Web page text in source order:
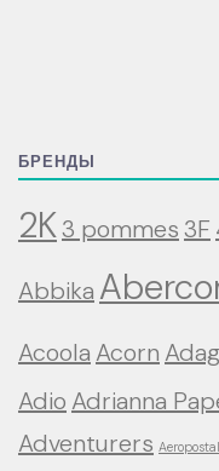
БРЕНДЫ
2K3 pommes3F
Abbika
Acoola Acorn
Adio Adrianna
Adventurers Aeropostal